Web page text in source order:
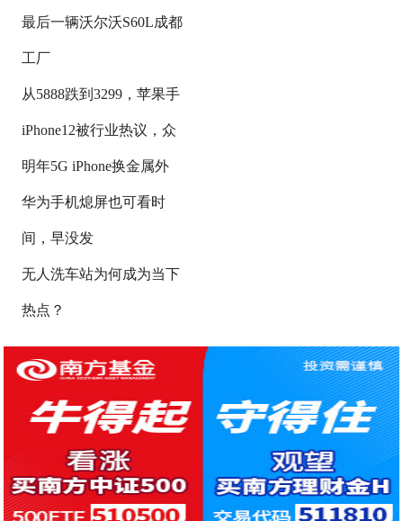
最后一辆沃尔沃S60L成都
工厂
从5888跌到3299，苹果手
iPhone12被行业热议，众
明年5G iPhone换金属外
华为手机熄屏也可看时
间，早没发
无人洗车站为何成为当下
热点？